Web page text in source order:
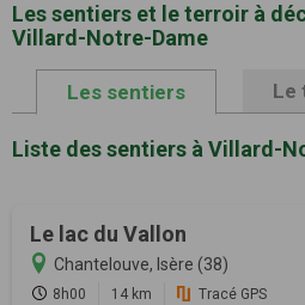
Les sentiers et le terroir à
Villard-Notre-Dame
Les sentiers Le
Liste des sentiers à Villard-
Le lac du Vallon
Chantelouve, Isère (38)
8h00 14 km Tracé GPS